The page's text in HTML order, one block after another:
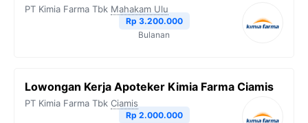
PT Kimia Farma Tbk Mahakam Ulu
Rp 3.200.000
Bulanan
Lowongan Kerja Apoteker Kimia Farma Ciamis
PT Kimia Farma Tbk Ciamis
Rp 2.000.000